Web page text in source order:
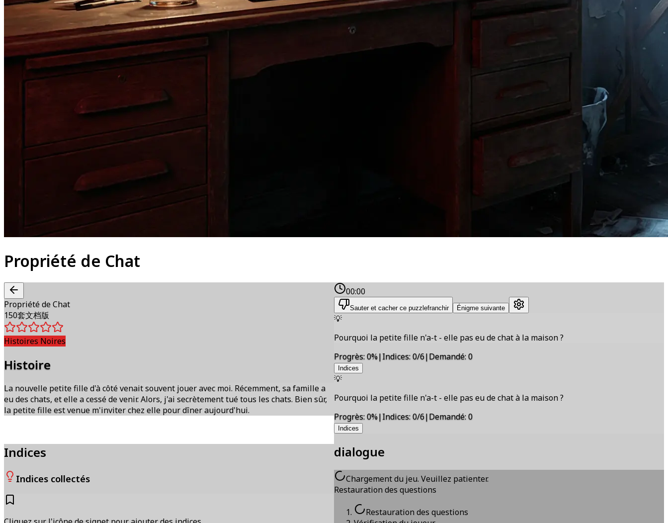
Propriété de Chat
Propriété de Chat
150套文档版
Histoires Noires
Histoire
La nouvelle petite fille d'à côté venait souvent jouer avec moi. Récemment, sa famille a
eu des chats, et elle a cessé de venir. Alors, j'ai secrètement tué tous les chats. Bien sûr,
la petite fille est venue m'inviter chez elle pour dîner aujourd'hui.
Indices
Indices collectés
00:00
Sauter et cacher ce puzzlefranchir Énigme suivante
💡
Pourquoi la petite fille n'a-t - elle pas eu de chat à la maison ?
Progrès:0%|Indices:0/6|Demandé:0
Indices
💡
Pourquoi la petite fille n'a-t - elle pas eu de chat à la maison ?
Progrès:0%|Indices:0/6|Demandé:0
Indices
dialogue
Chargement du jeu. Veuillez patienter.
Restauration des questions
Restauration des questions